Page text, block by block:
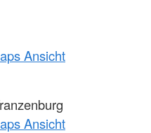
Ansicht
Ansicht